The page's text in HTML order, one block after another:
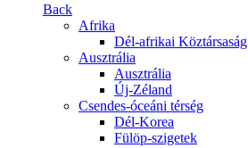
Back
Afrika
Dél-afrikai Köztársaság
Ausztrália
Ausztrália
Új-Zéland
Csendes-óceáni térség
Dél-Korea
Fülöp-szigetek